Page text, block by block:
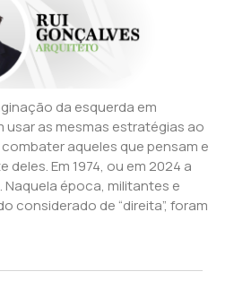
da esquerda em
usar as mesmas estratégias ao
aqueles que pensam e
Em 1974, ou em 2024 a
época, militantes e
considerado de “direita”, foram